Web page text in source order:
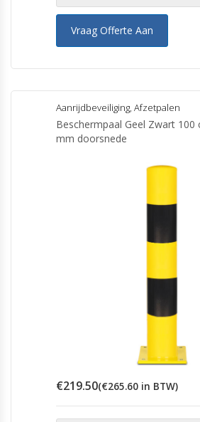
Vraag Offerte Aan
Aanrijdbeveiliging, Afzetpalen
Beschermpaal Geel Zwart 100
mm doorsnede
€219.50(€265.60 in BTW)